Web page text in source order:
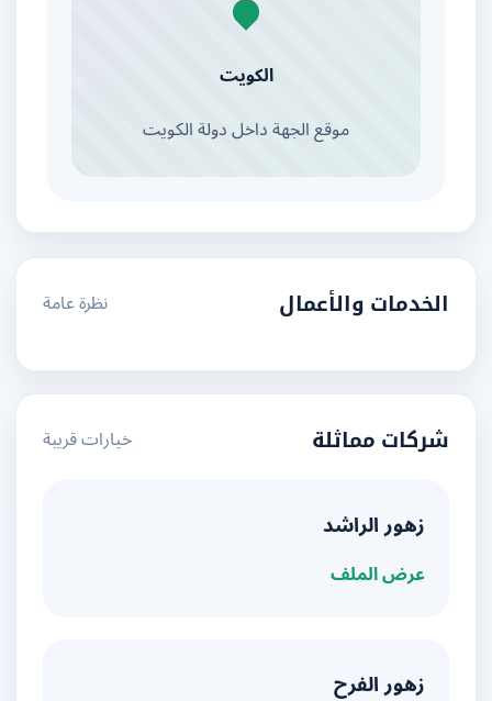
الكويت
موقع الجهة داخل دولة الكويت
الخدمات والأعمال نظرة عامة
شركات مماثلة خيارات قريبة
زهور الراشد
عرض الملف
زهور الفرح